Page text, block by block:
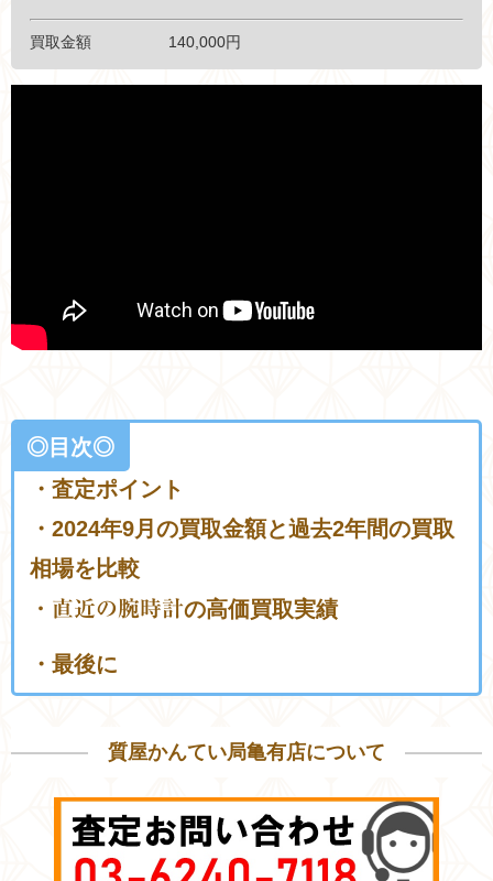
買取金額 140,000円
◎目次◎
・査定ポイント
・2024年9月の買取金額と過去2年間の買取
相場を比較
・直近の腕時計の高価買取実績
・最後に
質屋かんてい局亀有店について